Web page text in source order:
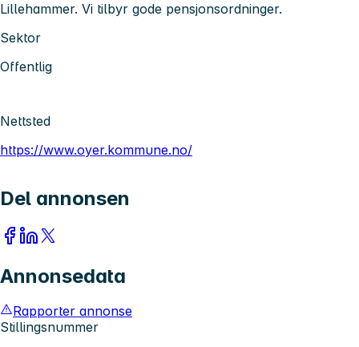
Lillehammer. Vi tilbyr gode pensjonsordninger.
Sektor
Offentlig
Nettsted
https://www.oyer.kommune.no/
Del annonsen
Annonsedata
Rapporter annonse
Stillingsnummer